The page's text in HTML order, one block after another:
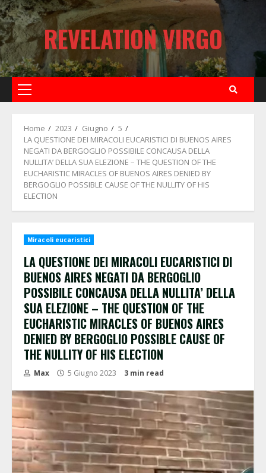
Skip
to
content
REVELATION VIRGO
Primary
Home 2023 Giugno
5
LA QUESTIONE DEI MIRACOLI EUCARISTICI DI BUENOS AIRES
NEGATI DA BERGOGLIO POSSIBILE CONCAUSA DELLA
NULLITA’ DELLA SUA ELEZIONE – THE QUESTION OF THE
EUCHARISTIC MIRACLES OF BUENOS AIRES DENIED BY
BERGOGLIO POSSIBLE CAUSE OF THE NULLITY OF HIS
ELECTION
Miracoli eucaristici
LA QUESTIONE DEI MIRACOLI EUCARISTICI DI
BUENOS AIRES NEGATI DA BERGOGLIO
POSSIBILE CONCAUSA DELLA NULLITA’ DELLA
SUA ELEZIONE – THE QUESTION OF THE
EUCHARISTIC MIRACLES OF BUENOS AIRES
DENIED BY BERGOGLIO POSSIBLE CAUSE OF
THE NULLITY OF HIS ELECTION
Max 5 Giugno 2023 3 min read